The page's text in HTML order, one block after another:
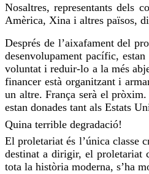
Nosaltres, representants dels
Amèrica, Xina i altres països,
Després de l’aixafament del
desenvolupament pacífic,
voluntat i reduir-lo a la més
financer està organitzant i
un altre. França serà el
estan donades tant als Estats
Quina terrible degradació!
El proletariat és l’única classe
destinat a dirigir, el proletariat
tota la història moderna, s’ha